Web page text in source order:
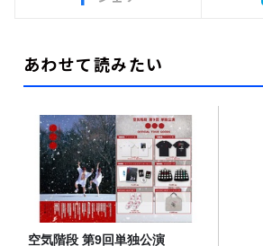
あわせて読みたい
空気階段 第9回単独公演